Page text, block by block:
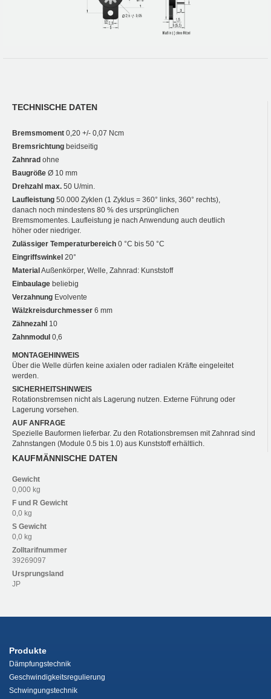
TECHNISCHE DATEN
Bremsmoment 0,20 +/- 0,07 Ncm
Bremsrichtung beidseitig
Zahnrad ohne
Baugröße Ø 10 mm
Drehzahl max. 50 U/min.
Laufleistung 50.000 Zyklen (1 Zyklus = 360° links, 360° rechts),
danach noch mindestens 80 % des ursprünglichen
Bremsmomentes. Laufleistung je nach Anwendung auch deutlich
höher oder niedriger.
Zulässiger Temperaturbereich 0 °C bis 50 °C
Eingriffswinkel 20°
Material Außenkörper, Welle, Zahnrad: Kunststoff
Einbaulage beliebig
Verzahnung Evolvente
Wälzkreisdurchmesser 6 mm
Zähnezahl 10
Zahnmodul 0,6
MONTAGEHINWEIS
Über die Welle dürfen keine axialen oder radialen Kräfte eingeleitet
werden.
SICHERHEITSHINWEIS
Rotationsbremsen nicht als Lagerung nutzen. Externe Führung oder
Lagerung vorsehen.
AUF ANFRAGE
Spezielle Bauformen lieferbar. Zu den Rotationsbremsen mit Zahnrad sind
Zahnstangen (Module 0.5 bis 1.0) aus Kunststoff erhältlich.
KAUFMÄNNISCHE DATEN
Gewicht
0,000 kg
F und R Gewicht
0,0 kg
S Gewicht
0,0 kg
Zolltarifnummer
39269097
Ursprungsland
JP
Produkte
Dämpfungstechnik
Geschwindigkeitsregulierung
Schwingungstechnik